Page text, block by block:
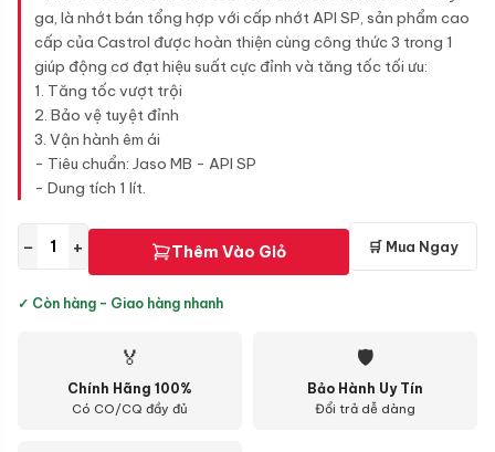
ga, là nhớt bán tổng hợp với cấp nhớt API SP, sản phẩm cao
cấp của Castrol được hoàn thiện cùng công thức 3 trong 1
giúp động cơ đạt hiệu suất cực đỉnh và tăng tốc tối ưu:
1. Tăng tốc vượt trội
2. Bảo vệ tuyệt đỉnh
3. Vận hành êm ái
- Tiêu chuẩn: Jaso MB - API SP
- Dung tích 1 lít.
− + Thêm Vào Giỏ 🛒 Mua Ngay
✓ Còn hàng - Giao hàng nhanh
🏅
Chính Hãng 100%
Có CO/CQ đầy đủ
🛡
Bảo Hành Uy Tín
Đổi trả dễ dàng